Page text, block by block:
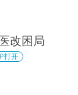
改困局
打开